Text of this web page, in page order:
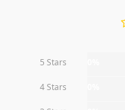
5 Stars
4 Stars